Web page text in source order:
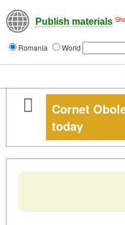
Publish materials
Romania World
Cornet
today